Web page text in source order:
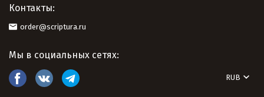
Контакты:
order@scriptura.ru
Мы в социальных сетях:
RUB